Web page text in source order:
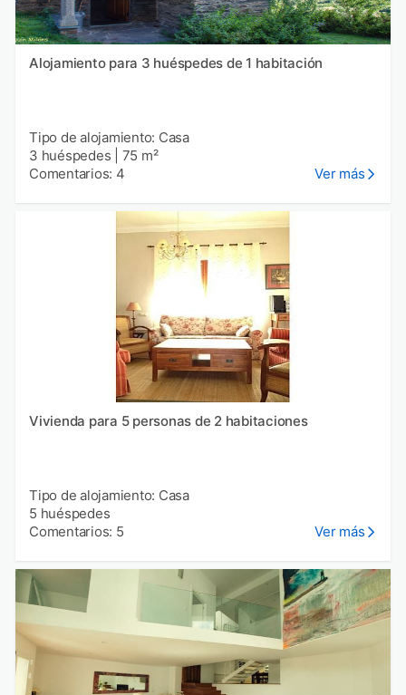
Alojamiento para 3 huéspedes de 1 habitación
Tipo de alojamiento: Casa
3 huéspedes
75 m²
Comentarios: 4
Ver más
Vivienda para 5 personas de 2 habitaciones
Tipo de alojamiento: Casa
5 huéspedes
Comentarios: 5
Ver más